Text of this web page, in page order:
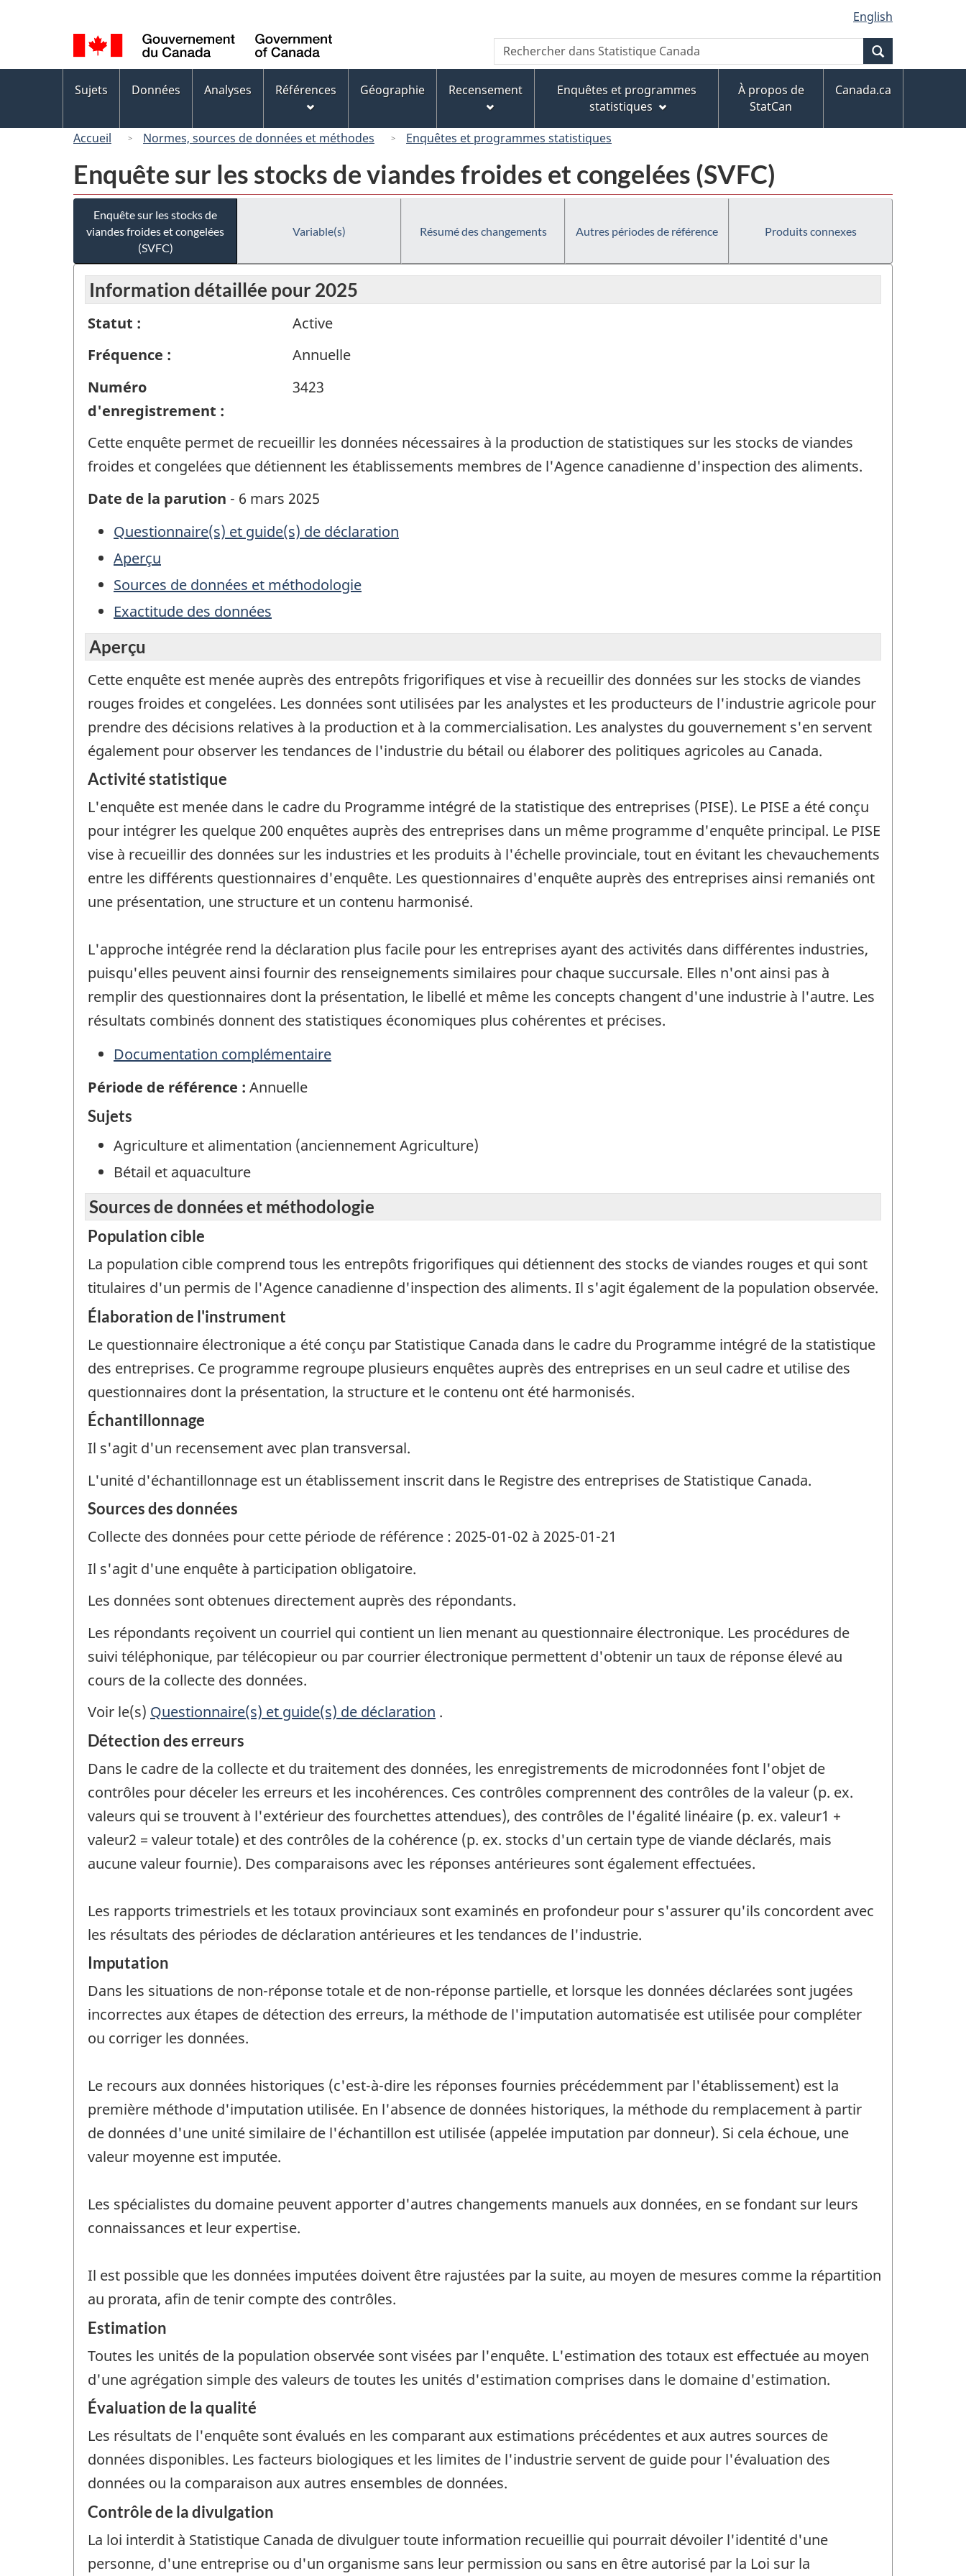
au
Gestionnaire
des
Invitations
au
contenu
principal
« À
propos
de
ce
version
HTML
simplifiée
de
la
langue
English
Canada
Recherche
Rechercher
dans
Canada
des
Sujets Données Analyses Références Géographie Recensement
Enquêtes et programmes
statistiques
À propos de
StatCan
Canada.ca
Accueil Normes, sources de données et méthodes Enquêtes et programmes statistiques
Enquête sur les stocks de viandes froides et congelées (SVFC)
Enquête sur les stocks de
viandes froides et congelées
(SVFC)
Variable(s) Résumé des changements Autres périodes de référence Produits connexes
Information détaillée pour 2025
Statut :
Active
Fréquence :
Annuelle
Numéro
d'enregistrement :
3423
Cette enquête permet de recueillir les données nécessaires à la production de statistiques sur les stocks de viandes
froides et congelées que détiennent les établissements membres de l'Agence canadienne d'inspection des aliments.
Date de la parution - 6 mars 2025
Questionnaire(s) et guide(s) de déclaration
Aperçu
Sources de données et méthodologie
Exactitude des données
Aperçu
Cette enquête est menée auprès des entrepôts frigorifiques et vise à recueillir des données sur les stocks de viandes
rouges froides et congelées. Les données sont utilisées par les analystes et les producteurs de l'industrie agricole pour
prendre des décisions relatives à la production et à la commercialisation. Les analystes du gouvernement s'en servent
également pour observer les tendances de l'industrie du bétail ou élaborer des politiques agricoles au Canada.
Activité statistique
L'enquête est menée dans le cadre du Programme intégré de la statistique des entreprises (PISE). Le PISE a été conçu
pour intégrer les quelque 200 enquêtes auprès des entreprises dans un même programme d'enquête principal. Le PISE
vise à recueillir des données sur les industries et les produits à l'échelle provinciale, tout en évitant les chevauchements
entre les différents questionnaires d'enquête. Les questionnaires d'enquête auprès des entreprises ainsi remaniés ont
une présentation, une structure et un contenu harmonisé.
L'approche intégrée rend la déclaration plus facile pour les entreprises ayant des activités dans différentes industries,
puisqu'elles peuvent ainsi fournir des renseignements similaires pour chaque succursale. Elles n'ont ainsi pas à
remplir des questionnaires dont la présentation, le libellé et même les concepts changent d'une industrie à l'autre. Les
résultats combinés donnent des statistiques économiques plus cohérentes et précises.
Documentation complémentaire
Période de référence : Annuelle
Sujets
Agriculture et alimentation (anciennement Agriculture)
Bétail et aquaculture
Sources de données et méthodologie
Population cible
La population cible comprend tous les entrepôts frigorifiques qui détiennent des stocks de viandes rouges et qui sont
titulaires d'un permis de l'Agence canadienne d'inspection des aliments. Il s'agit également de la population observée.
Élaboration de l'instrument
Le questionnaire électronique a été conçu par Statistique Canada dans le cadre du Programme intégré de la statistique
des entreprises. Ce programme regroupe plusieurs enquêtes auprès des entreprises en un seul cadre et utilise des
questionnaires dont la présentation, la structure et le contenu ont été harmonisés.
Échantillonnage
Il s'agit d'un recensement avec plan transversal.
L'unité d'échantillonnage est un établissement inscrit dans le Registre des entreprises de Statistique Canada.
Sources des données
Collecte des données pour cette période de référence : 2025-01-02 à 2025-01-21
Il s'agit d'une enquête à participation obligatoire.
Les données sont obtenues directement auprès des répondants.
Les répondants reçoivent un courriel qui contient un lien menant au questionnaire électronique. Les procédures de
suivi téléphonique, par télécopieur ou par courrier électronique permettent d'obtenir un taux de réponse élevé au
cours de la collecte des données.
Voir le(s) Questionnaire(s) et guide(s) de déclaration .
Détection des erreurs
Dans le cadre de la collecte et du traitement des données, les enregistrements de microdonnées font l'objet de
contrôles pour déceler les erreurs et les incohérences. Ces contrôles comprennent des contrôles de la valeur (p. ex.
valeurs qui se trouvent à l'extérieur des fourchettes attendues), des contrôles de l'égalité linéaire (p. ex. valeur1 +
valeur2 = valeur totale) et des contrôles de la cohérence (p. ex. stocks d'un certain type de viande déclarés, mais
aucune valeur fournie). Des comparaisons avec les réponses antérieures sont également effectuées.
Les rapports trimestriels et les totaux provinciaux sont examinés en profondeur pour s'assurer qu'ils concordent avec
les résultats des périodes de déclaration antérieures et les tendances de l'industrie.
Imputation
Dans les situations de non-réponse totale et de non-réponse partielle, et lorsque les données déclarées sont jugées
incorrectes aux étapes de détection des erreurs, la méthode de l'imputation automatisée est utilisée pour compléter
ou corriger les données.
Le recours aux données historiques (c'est-à-dire les réponses fournies précédemment par l'établissement) est la
première méthode d'imputation utilisée. En l'absence de données historiques, la méthode du remplacement à partir
de données d'une unité similaire de l'échantillon est utilisée (appelée imputation par donneur). Si cela échoue, une
valeur moyenne est imputée.
Les spécialistes du domaine peuvent apporter d'autres changements manuels aux données, en se fondant sur leurs
connaissances et leur expertise.
Il est possible que les données imputées doivent être rajustées par la suite, au moyen de mesures comme la répartition
au prorata, afin de tenir compte des contrôles.
Estimation
Toutes les unités de la population observée sont visées par l'enquête. L'estimation des totaux est effectuée au moyen
d'une agrégation simple des valeurs de toutes les unités d'estimation comprises dans le domaine d'estimation.
Évaluation de la qualité
Les résultats de l'enquête sont évalués en les comparant aux estimations précédentes et aux autres sources de
données disponibles. Les facteurs biologiques et les limites de l'industrie servent de guide pour l'évaluation des
données ou la comparaison aux autres ensembles de données.
Contrôle de la divulgation
La loi interdit à Statistique Canada de divulguer toute information recueillie qui pourrait dévoiler l'identité d'une
personne, d'une entreprise ou d'un organisme sans leur permission ou sans en être autorisé par la Loi sur la